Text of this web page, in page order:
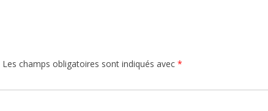
Les champs obligatoires sont indiqués avec *